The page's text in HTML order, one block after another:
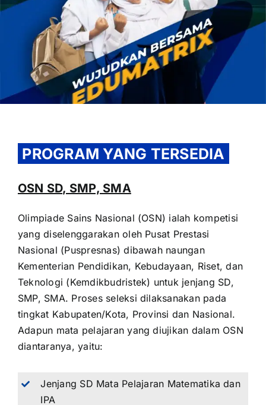
OUR PROGRAM
REGISTRATION
CONTACT US
PROGRAM YANG TERSEDIA
OSN SD, SMP, SMA
Olimpiade Sains Nasional (OSN) ialah kompetisi
yang diselenggarakan oleh Pusat Prestasi
Nasional (Puspresnas) dibawah naungan
Kementerian Pendidikan, Kebudayaan, Riset, dan
Teknologi (Kemdikbudristek) untuk jenjang SD,
SMP, SMA. Proses seleksi dilaksanakan pada
tingkat Kabupaten/Kota, Provinsi dan Nasional.
Adapun mata pelajaran yang diujikan dalam OSN
diantaranya, yaitu:
Jenjang SD Mata Pelajaran Matematika dan
IPA